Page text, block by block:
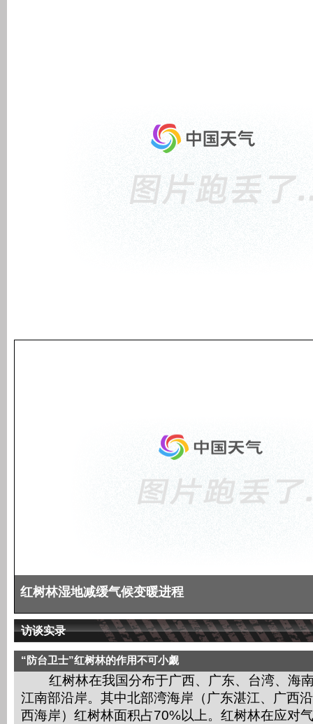
红树林湿地减缓气候变暖进程
访谈实录
“防台卫士”红树林的作用不可小觑
红树林在我国分布于广西、广东、台湾、海
江南部沿岸。其中北部湾海岸（广东湛江、广西
西海岸）红树林面积占70%以上。红树林在应对